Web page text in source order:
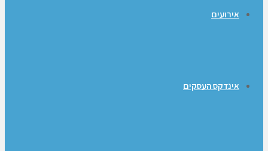
אירועים
אינדקס העסקים